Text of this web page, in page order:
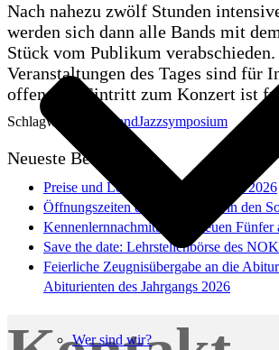
Wer sind wir?
Nach nahezu zwölf Stunden
werden sich dann alle Bands mit
Stück vom Publikum
Veranstaltungen des Tages sind für
offen, der Eintritt zum Konzert ist
Schlagwörter: BigBandJazzsymposium
Neueste Beiträge
Preise und Lobe im Schuljahr 2025/2026
Öffnungszeiten des Sekretariats in den
Kennenlernnachmittag der neuen Fünfer
Save the date: Lehrstellenbörse des
Feierliche Zeugnisübergabe an die
Abiturienten des Jahrgangs 2026